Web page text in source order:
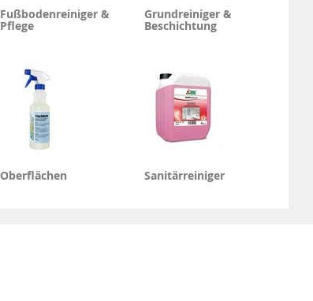
Fußbodenreiniger &
Pflege
Grundreiniger &
Beschichtung
Oberflächen Sanitärreiniger